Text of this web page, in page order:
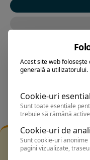
Filtrarea nu a
Incearca sa
Acest site web
generală a utilizatorului.
Cookie-uri
Sunt toate esențiale
trebuie să rămână
Cookie-uri de
Sunt cookie-uri
pagini vizualizate,